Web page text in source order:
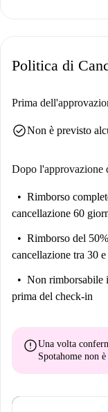
Politica di
Prima
check_circleNon è previsto
Dopo l'approvazione
Rimborso
cancellazione 60
Rimborso del
cancellazione tra 30
Non rimborsabile
prima del check-in
errorUna volta
Spotahome non